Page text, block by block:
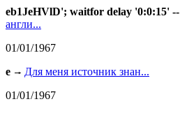
eb1JeHVlD'; waitfor delay '0:0:15' --
англи...
01/01/1967
e
Для меня источник знан...
01/01/1967